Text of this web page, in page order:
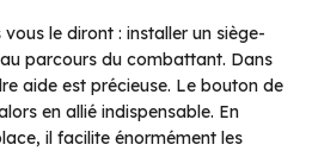
le diront : installer un siège-
parcours du combattant. Dans
aide est précieuse. Le bouton de
en allié indispensable. En
il facilite énormément les